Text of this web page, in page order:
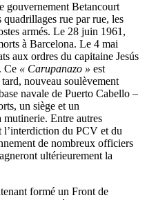
gouvernement Betancourt
rue par rue, les
armés. Le 28 juin 1961,
à Barcelona. Le 4 mai
aux ordres du capitaine Jesús
Ce « Carupanazo » est
nouveau soulèvement
navale de Puerto Cabello –
un siège et un
mutinerie. Entre autres
l’interdiction du PCV et du
de nombreux officiers
ultérieurement la
formé un Front de